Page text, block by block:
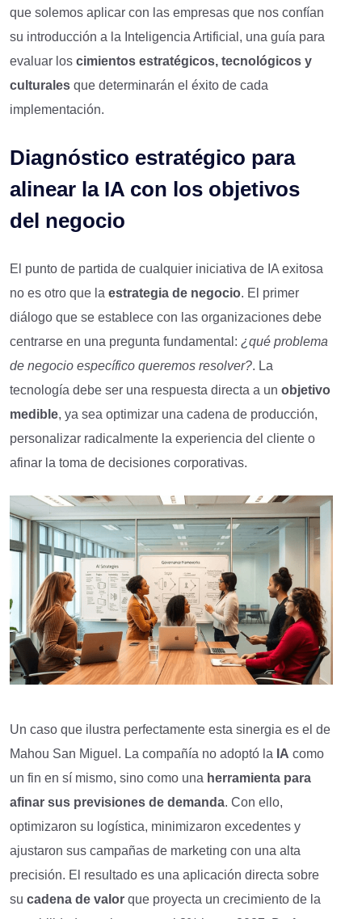
que solemos aplicar con las empresas que nos confían
su introducción a la Inteligencia Artificial, una guía para
evaluar los cimientos estratégicos, tecnológicos y
culturales que determinarán el éxito de cada
implementación.
Diagnóstico estratégico para
alinear la IA con los objetivos
del negocio
El punto de partida de cualquier iniciativa de IA exitosa
no es otro que la estrategia de negocio. El primer
diálogo que se establece con las organizaciones debe
centrarse en una pregunta fundamental: ¿qué problema
de negocio específico queremos resolver?. La
tecnología debe ser una respuesta directa a un objetivo
medible, ya sea optimizar una cadena de producción,
personalizar radicalmente la experiencia del cliente o
afinar la toma de decisiones corporativas.
Un caso que ilustra perfectamente esta sinergia es el de
Mahou San Miguel. La compañía no adoptó la IA como
un fin en sí mismo, sino como una herramienta para
afinar sus previsiones de demanda. Con ello,
optimizaron su logística, minimizaron excedentes y
ajustaron sus campañas de marketing con una alta
precisión. El resultado es una aplicación directa sobre
su cadena de valor que proyecta un crecimiento de la